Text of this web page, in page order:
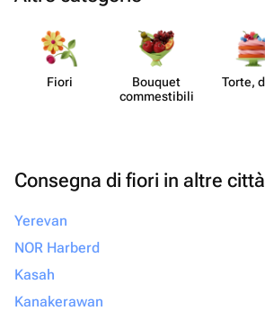
Fiori
Bouquet
commes​tibili
Torte,
Consegna di fiori in altre città
Yerevan
NOR Harberd
Kasah
Kanakerawan